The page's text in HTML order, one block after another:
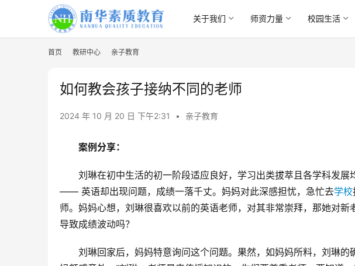
关于我们 师资力量 校园生活
首页 教研中心 亲子教育
如何教会孩子接纳不同的老师
2024 年 10 月 20 日 下午2:31 • 亲子教育
案例分享：
刘琳在初中生活的初一阶段适应良好，学习出类拔萃且各学科发
—— 英语却出现问题，成绩一落千丈。妈妈对此深感担忧，急忙去学校
师。妈妈心想，刘琳很喜欢以前的英语老师，对其非常崇拜，那她对
导致成绩波动吗？
刘琳回家后，妈妈特意询问这个问题。果然，如妈妈所料，刘琳